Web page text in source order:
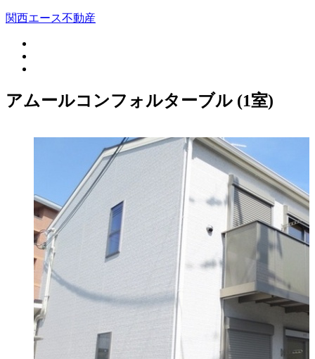
関西エース不動産
アムールコンフォルターブル (1室)